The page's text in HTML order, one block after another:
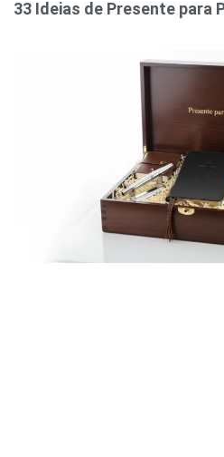
33 Ideias de Presente para